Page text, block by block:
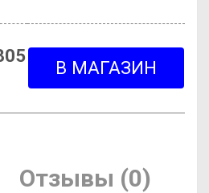
Отзывы (0)